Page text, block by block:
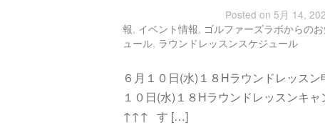
Posted on 5月 14,
報, イベント情報, ゴルファーズラボからの
ュール, ラウンドレッスンスケジュール
６月１０日(水)１８Hラウンドレッ
１０日(水)１８Hラウンドレッスンキ
↑↑↑ す […]